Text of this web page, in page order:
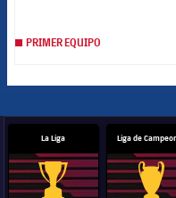
PRIMER EQUIPO
La Liga Liga de